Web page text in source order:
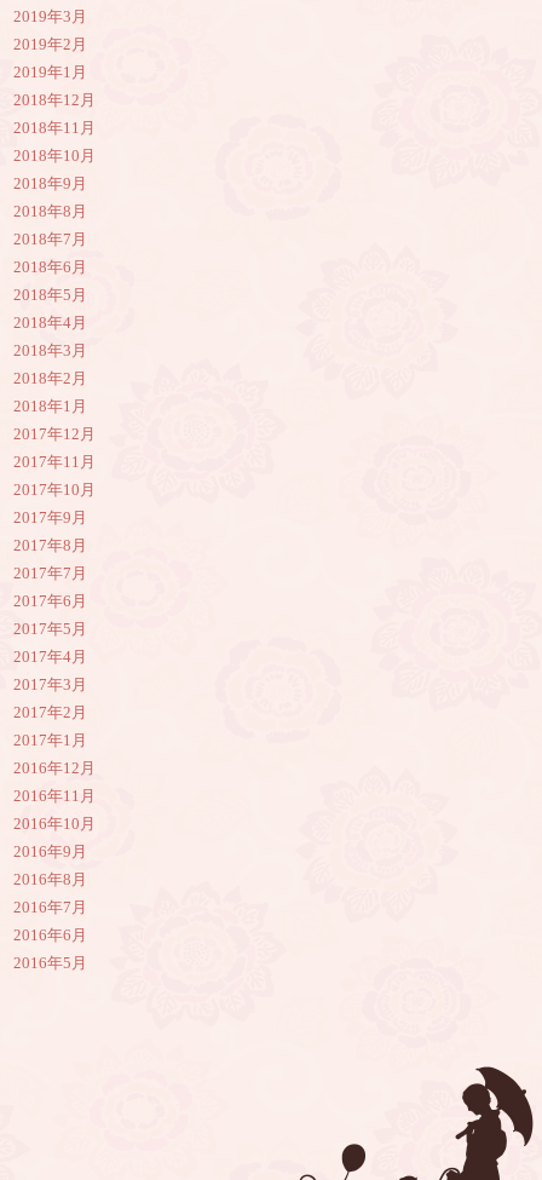
2019年3月
2019年2月
2019年1月
2018年12月
2018年11月
2018年10月
2018年9月
2018年8月
2018年7月
2018年6月
2018年5月
2018年4月
2018年3月
2018年2月
2018年1月
2017年12月
2017年11月
2017年10月
2017年9月
2017年8月
2017年7月
2017年6月
2017年5月
2017年4月
2017年3月
2017年2月
2017年1月
2016年12月
2016年11月
2016年10月
2016年9月
2016年8月
2016年7月
2016年6月
2016年5月